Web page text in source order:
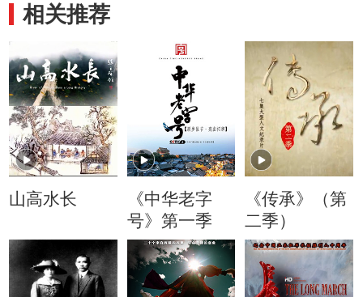
相关推荐
山高水长
《中华老字
号》第一季
《传承》（第
二季）